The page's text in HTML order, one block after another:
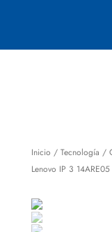
Inicio / Tecnología /
Lenovo IP 3